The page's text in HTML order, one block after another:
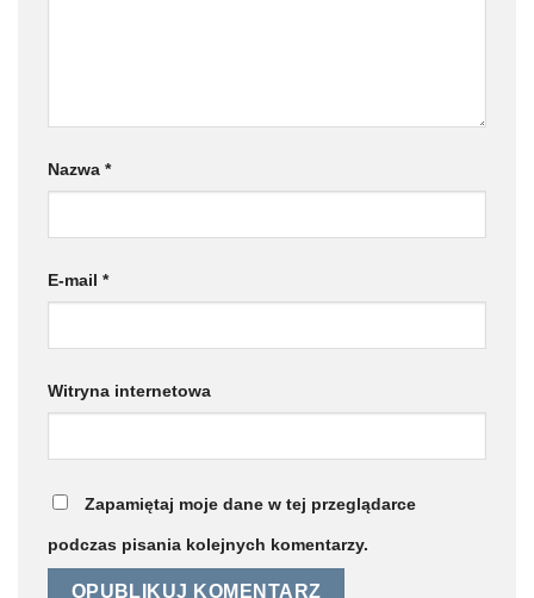
Nazwa *
E-mail *
Witryna internetowa
Zapamiętaj moje dane w tej przeglądarce
podczas pisania kolejnych komentarzy.